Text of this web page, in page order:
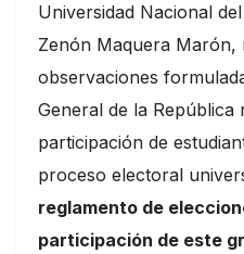
Universidad Nacional
Zenón Maquera Marón,
observaciones
General de la República
participación de
proceso electoral
reglamento de
participación de este